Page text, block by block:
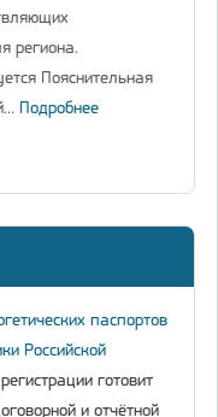
региона.
Пояснительная
Подробнее
паспортов
Российской
готовит
и отчётной